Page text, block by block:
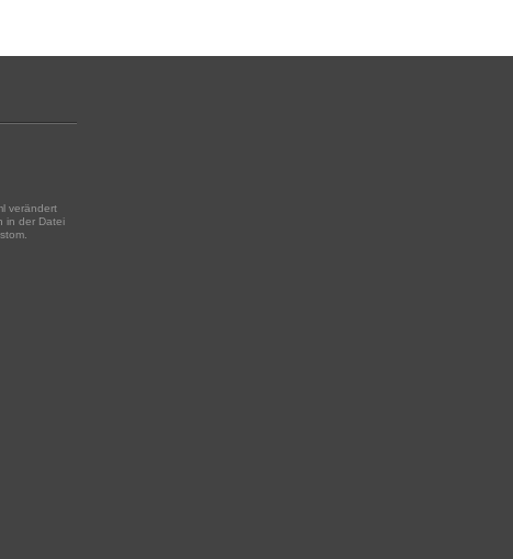
verändert
in der Datei